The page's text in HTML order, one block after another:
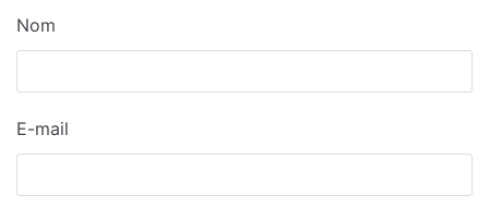
Nom
E-mail